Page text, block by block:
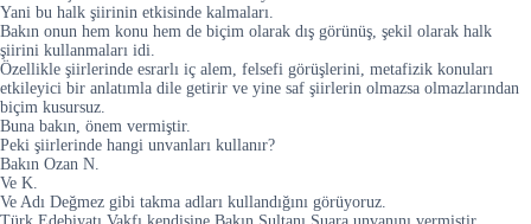
Yani bu halk şiirinin etkisinde kalmaları.
Bakın onun hem konu hem de biçim olarak dış görünüş, şekil olarak halk
şiirini kullanmaları idi.
Özellikle şiirlerinde esrarlı iç alem, felsefi görüşlerini, metafizik konuları
etkileyici bir anlatımla dile getirir ve yine saf şiirlerin olmazsa olmazlarından
biçim kusursuz.
Buna bakın, önem vermiştir.
Peki şiirlerinde hangi unvanları kullanır?
Bakın Ozan N.
Ve K.
Ve Adı Değmez gibi takma adları kullandığını görüyoruz.